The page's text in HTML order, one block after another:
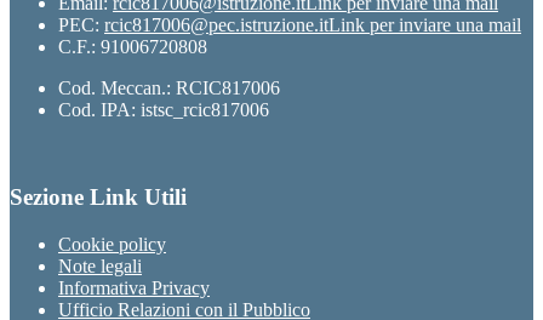
PEC: rcic817006@pec.istruzione.itLink per inviare una mail
C.F.: 91006720808
Cod. Meccan.: RCIC817006
Cod. IPA: istsc_rcic817006
Sezione Link Utili
Cookie policy
Note legali
Informativa Privacy
Ufficio Relazioni con il Pubblico